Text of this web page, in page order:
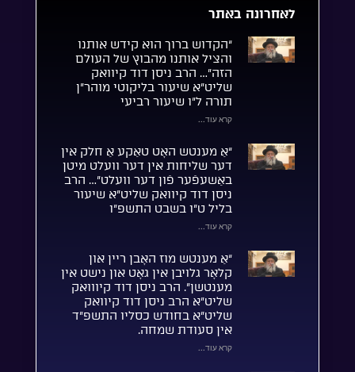
לאחרונה באתר
“הקדוש ברוך הוא קידש אותנו
והציל אותנו מהבוץ של העולם
הזה”… הרב ניסן דוד קיוואק
שליט”א שיעור בליקוטי מוהר”ן
תורה ל”ו שיעור רביעי
קרא עוד...
“אַ מענטש האָט טאַקע אַ חלק אין
דער שליחות אין דער וועלט מיטן
באַשעפֿער פֿון דער וועלט”… הרב
ניסן דוד קיוואק שליט”א שיעור
בליל ט”ו בשבט התשפ”ו
קרא עוד...
“אַ מענטש מוז האָבן ריין און
קלאָר גלויבן אין גאָט און נישט אין
מענטשן”. הרב ניסן דוד קיווואק
שליט”א הרב ניסן דוד קיוואק
שליט”א בחודש כסליו התשפ”ד
אין סעודת שמחה.
קרא עוד...